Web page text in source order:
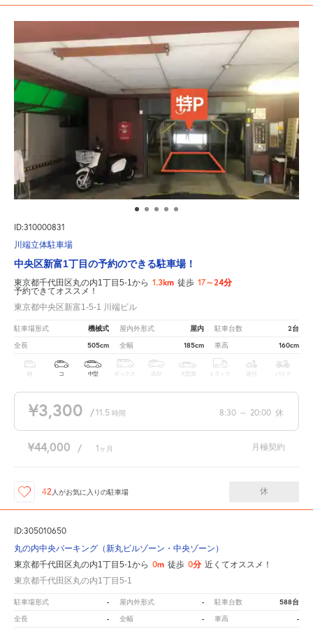
ID:310000831
川端立体駐車場
中央区新富1丁目の予約のできる駐車場！
東京都千代田区丸の内1丁目5-1から 1.3km 徒歩 17～24分
予約できてオススメ！
東京都中央区新富1-5-1 川端ビル
駐車場形式 機械式 屋内外形式 屋内 駐車台数 2台
全長 505cm 全幅 185cm 車高 160cm
軽 コ 中型 ボックス SUV 大型車 トラック 原付 バイク
¥3,300 /11.5 時間 8:30 ～ 20:00 休
¥44,000 / 1 ヶ月 月極契約
42 人がお気に入りの駐車場 休
ID:305010650
丸の内中央パーキング（新丸ビルゾーン・中央ゾーン）
東京都千代田区丸の内1丁目5-1から 0m 徒歩 0分 近くてオススメ！
東京都千代田区丸の内1丁目5-1
駐車場形式 - 屋内外形式 - 駐車台数 588台
全長 - 全幅 - 車高 -